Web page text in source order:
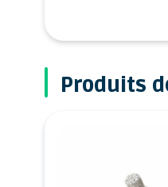
Produits